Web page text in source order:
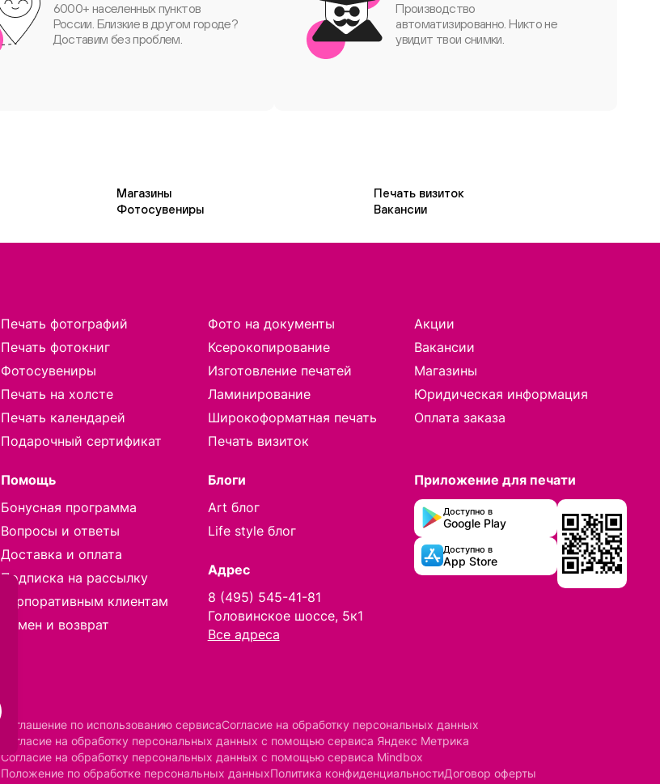
6000+ населенных пунктов
России. Близкие в другом городе?
Доставим без проблем.
Производство
автоматизированно. Никто не
увидит твои снимки.
Магазины
Печать визиток
Фотосувениры Вакансии
Печать фотографий
Печать фотокниг
Фотосувениры
Печать на холсте
Печать календарей
Подарочный сертификат
Фото на документы
Ксерокопирование
Изготовление печатей
Ламинирование
Широкоформатная печать
Печать визиток
Акции
Вакансии
Магазины
Юридическая информация
Оплата заказа
Помощь
Бонусная программа
Вопросы и ответы
Доставка и оплата
Подписка на рассылку
Корпоративным клиентам
Обмен и возврат
Блоги
Art блог
Life style блог
Адрес
8 (495) 545-41-81
Головинское шоссе, 5к1
Все адреса
Приложение для печати
Доступно в
Google Play
Доступно в
App Store
Соглашение по использованию сервисаСогласие на обработку персональных данных
Согласие на обработку персональных данных с помощью сервиса Яндекс Метрика
Согласие на обработку персональных данных с помощью сервиса Mindbox
Положение по обработке персональных данныхПолитика конфиденциальностиДоговор оферты